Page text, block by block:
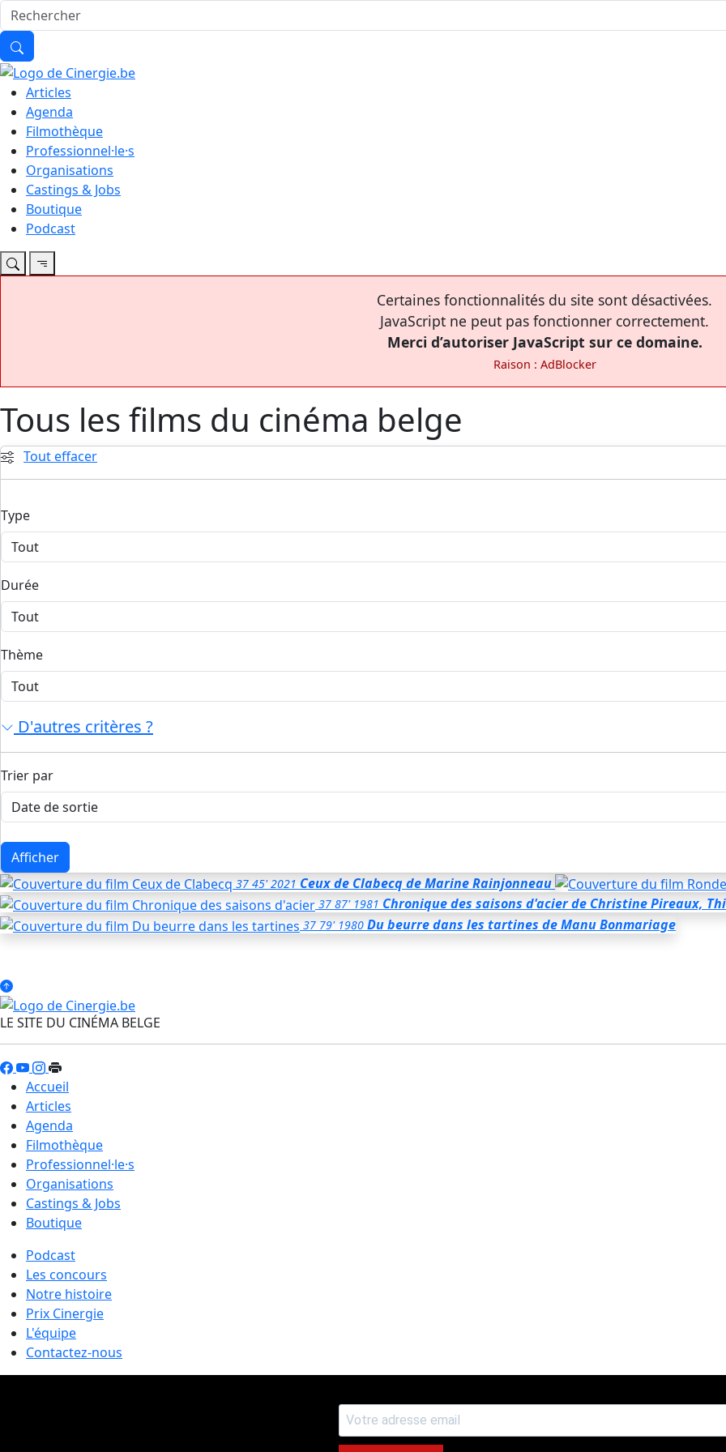
Articles
Agenda
Filmothèque
Professionnel·le·s
Organisations
Castings & Jobs
Boutique
Podcast
Certaines fonctionnalités du site sont désactivées.
JavaScript ne peut pas fonctionner correctement.
Merci d’autoriser JavaScript sur ce domaine.
Raison : AdBlocker
Tous les films du cinéma belge
Tout effacer
Type
Durée
Thème
D'autres critères ?
Trier par
Afficher
37 45' 2021 Ceux de Clabecqde Marine Rainjonneau
37 87' 1981 Chronique des saisons d'acierde Christine Pireaux,
37 79' 1980 Du beurre dans les tartines de Manu Bonmariage
LE SITE DU CINÉMA BELGE
Accueil
Articles
Agenda
Filmothèque
Professionnel·le·s
Organisations
Castings & Jobs
Boutique
Podcast
Les concours
Notre histoire
Prix Cinergie
L'équipe
Contactez-nous